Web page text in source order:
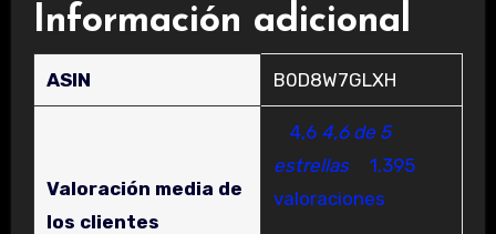
Información adicional
ASIN B0D8W7GLXH
Valoración media de
los clientes
4,6 4,6 de 5
estrellas
1.395
valoraciones